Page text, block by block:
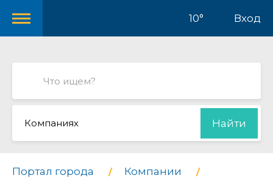
10° Вход
Компаниях Найти
Портал города
Компании